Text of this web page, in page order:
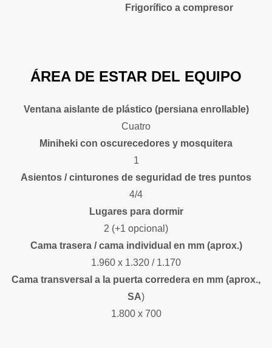
Frigorífico a compresor
ÁREA DE ESTAR DEL EQUIPO
Ventana aislante de plástico (persiana enrollable)
Cuatro
Miniheki con oscurecedores y mosquitera
1
Asientos / cinturones de seguridad de tres puntos
4/4
Lugares para dormir
2 (+1 opcional)
Cama trasera / cama individual en mm (aprox.)
1.960 x 1.320 / 1.170
Cama transversal a la puerta corredera en mm (aprox.,
SA)
1.800 x 700